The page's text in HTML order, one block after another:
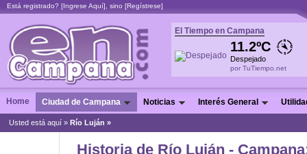
Está registrado? [Ingrese Aquí], sino [Regístrese]
El Tiempo en Campana
11.2ºC
Despejado
por TuTiempo.net
Home Ciudad de Campana Noticias Interés General
Usted está aquí » Río Luján »
Historia de Río Luján -